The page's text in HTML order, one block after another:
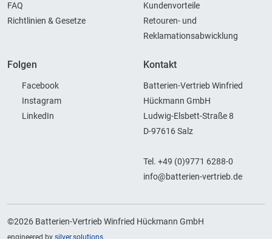
FAQ
Richtlinien & Gesetze
Kundenvorteile
Retouren- und
Reklamationsabwicklung
Folgen
Facebook
Instagram
LinkedIn
Kontakt
Batterien-Vertrieb Winfried
Hückmann GmbH
Ludwig-Elsbett-Straße 8
D-97616 Salz
Tel. +49 (0)9771 6288-0
info@batterien-vertrieb.de
©2026 Batterien-Vertrieb Winfried Hückmann GmbH
engineered by silver.solutions